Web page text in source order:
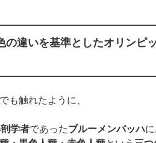
の違いを基準としたオリンピ
も触れたように、
剖学者であったブルーメンバッハ